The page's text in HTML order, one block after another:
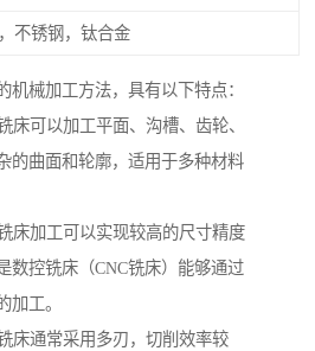
不锈钢，钛合金
机械加工方法，具有以下特点：
可以加工平面、沟槽、齿轮、
的曲面和轮廓，适用于多种材料
床加工可以实现较高的尺寸精度
数控铣床（CNC铣床）能够通过
加工。
床通常采用多刃，切削效率较